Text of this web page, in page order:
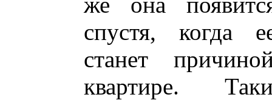
спустя, когда
станет
квартире.